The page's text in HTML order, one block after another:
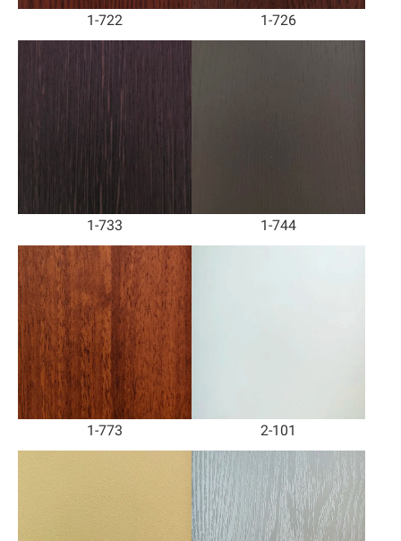
1-722 1-726
1-733 1-744
1-773 2-101